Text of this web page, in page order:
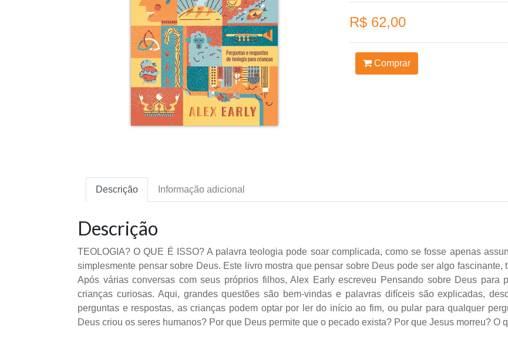
R$ 62,00
Comprar
Descrição Informação adicional
Descrição
TEOLOGIA? O QUE É ISSO? A palavra teologia pode soar complicada, como se fosse apenas
simplesmente pensar sobre Deus. Este livro mostra que pensar sobre Deus pode ser algo
Após várias conversas com seus próprios filhos, Alex Early escreveu Pensando sobre Deus para
crianças curiosas. Aqui, grandes questões são bem-vindas e palavras difíceis são explicadas,
perguntas e respostas, as crianças podem optar por ler do início ao fim, ou pular para qualquer
Deus criou os seres humanos? Por que Deus permite que o pecado exista? Por que Jesus morreu? O